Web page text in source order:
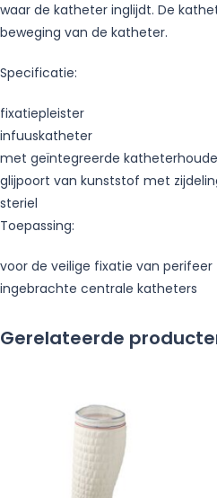
waar de katheter inglijdt. De
beweging van de katheter.
Specificatie:
fixatiepleister
infuuskatheter
met geïntegreerde
glijpoort van kunststof met
steriel
Toepassing:
voor de veilige fixatie van
ingebrachte centrale katheters
Gerelateerde